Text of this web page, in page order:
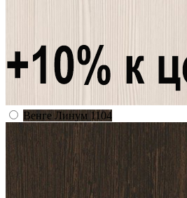
Венге Линум 1104